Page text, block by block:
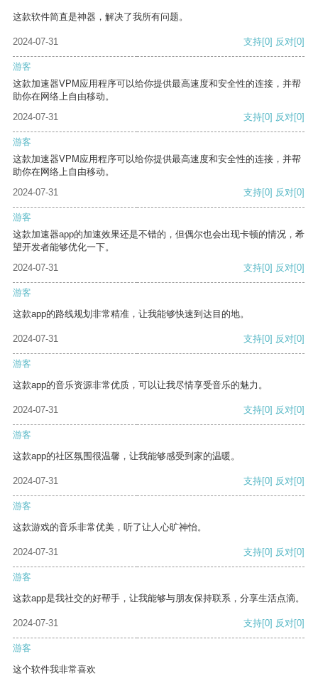
这款软件简直是神器，解决了我所有问题。
2024-07-31 支持[0] 反对[0]
游客
这款加速器VPM应用程序可以给你提供最高速度和安全性的连接，并帮
助你在网络上自由移动。
2024-07-31
支持[0] 反对[0]
游客
这款加速器VPM应用程序可以给你提供最高速度和安全性的连接，并帮
助你在网络上自由移动。
2024-07-31
支持[0] 反对[0]
游客
这款加速器app的加速效果还是不错的，但偶尔也会出现卡顿的情况，希
望开发者能够优化一下。
2024-07-31
支持[0] 反对[0]
游客
这款app的路线规划非常精准，让我能够快速到达目的地。
2024-07-31 支持[0] 反对[0]
游客
这款app的音乐资源非常优质，可以让我尽情享受音乐的魅力。
2024-07-31 支持[0] 反对[0]
游客
这款app的社区氛围很温馨，让我能够感受到家的温暖。
2024-07-31 支持[0] 反对[0]
游客
这款游戏的音乐非常优美，听了让人心旷神怡。
2024-07-31 支持[0] 反对[0]
游客
这款app是我社交的好帮手，让我能够与朋友保持联系，分享生活点滴。
2024-07-31 支持[0] 反对[0]
游客
这个软件我非常喜欢